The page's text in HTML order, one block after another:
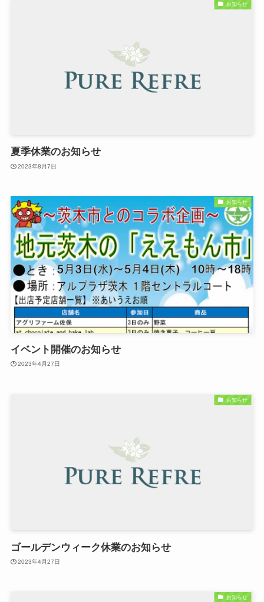
お知らせ
夏季休業のお知らせ
2023年8月7日
お知らせ
イベント開催のお知らせ
2023年4月27日
お知らせ
ゴールデンウィーク休業のお知らせ
2023年4月27日
お知らせ